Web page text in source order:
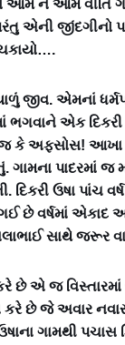
આમ ને આમ વીતિ
એની જીંદગીનો
જીવ. એમનાં
ભગવાને એક
કે અફસોસ!
ગામના પાદરમાં જ
ઉષા પાંચ
છે વર્ષમાં એકાદ
સાથે જરૂર
છે એ જ
કરે છે જે અવાર
ગામથી પચાસ